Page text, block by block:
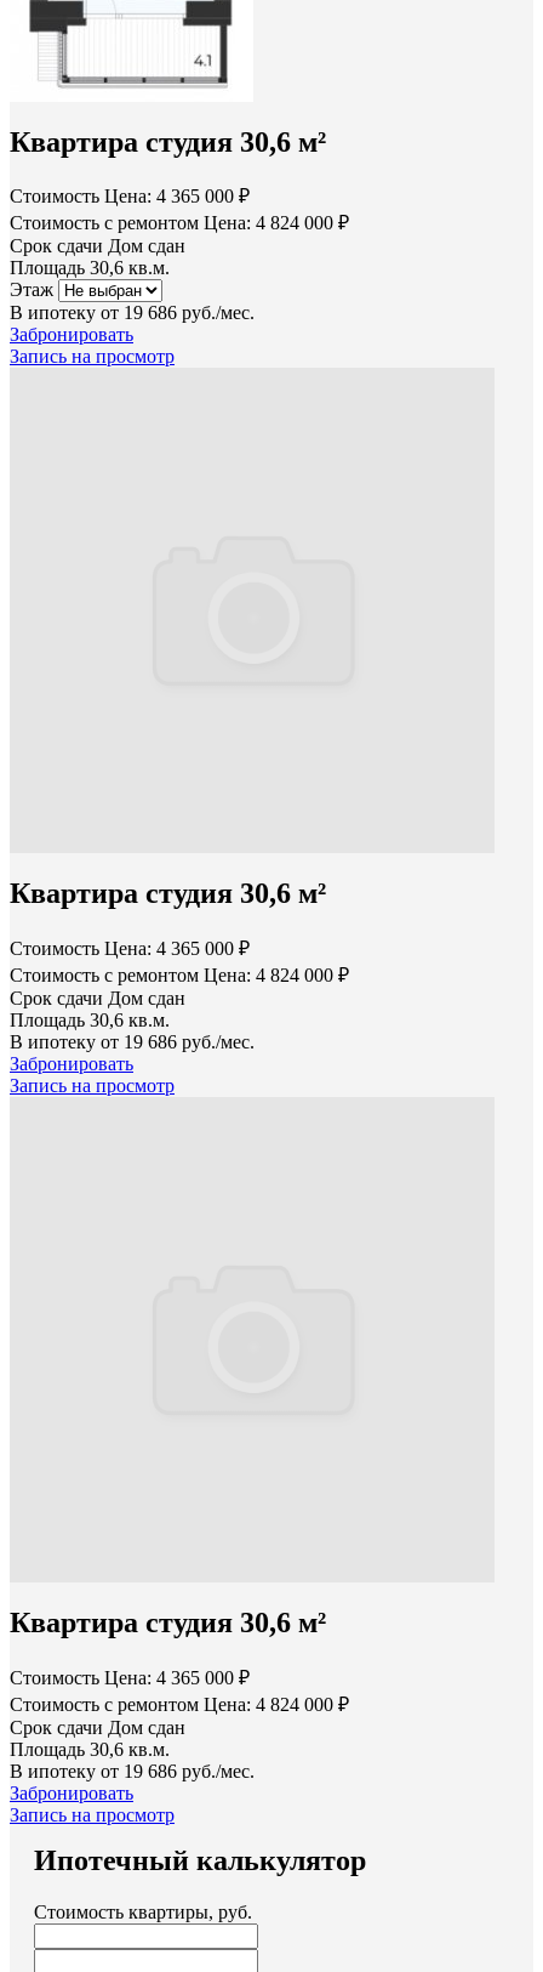
Квартира студия 30,6 м²
Стоимость Цена: 4 365 000 ₽
Стоимость с ремонтом Цена: 4 824 000 ₽
Срок сдачи Дом сдан
Площадь 30,6 кв.м.
Этаж
В ипотеку от 19 686 руб./мес.
Забронировать
Запись на просмотр
Квартира студия 30,6 м²
Стоимость Цена: 4 365 000 ₽
Стоимость с ремонтом Цена: 4 824 000 ₽
Срок сдачи Дом сдан
Площадь 30,6 кв.м.
В ипотеку от 19 686 руб./мес.
Забронировать
Запись на просмотр
Квартира студия 30,6 м²
Стоимость Цена: 4 365 000 ₽
Стоимость с ремонтом Цена: 4 824 000 ₽
Срок сдачи Дом сдан
Площадь 30,6 кв.м.
В ипотеку от 19 686 руб./мес.
Забронировать
Запись на просмотр
Ипотечный калькулятор
Стоимость квартиры, руб.